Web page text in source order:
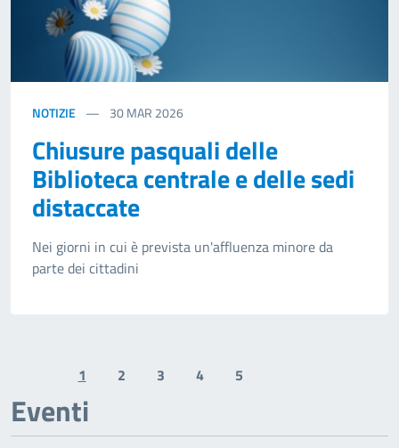
NOTIZIE 30MAR 2026
Chiusure pasquali delle
Biblioteca centrale e delle sedi
distaccate
Nei giorni in cui è prevista un'affluenza minore da
parte dei cittadini
Previous page
1 2 3 4 5
Eventi